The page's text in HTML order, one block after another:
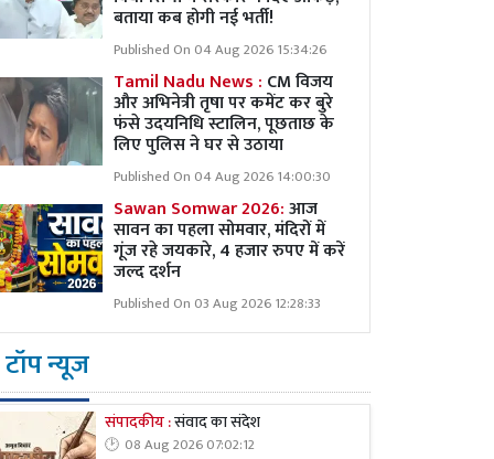
बताया कब होगी नई भर्ती!
Published On 04 Aug 2026 15:34:26
Tamil Nadu News : CM विजय
और अभिनेत्री तृषा पर कमेंट कर बुरे
फंसे उदयनिधि स्टालिन, पूछताछ के
लिए पुलिस ने घर से उठाया
Published On 04 Aug 2026 14:00:30
Sawan Somwar 2026:आज
सावन का पहला सोमवार, मंदिरों में
गूंज रहे जयकारे, 4 हजार रुपए में करें
जल्द दर्शन
Published On 03 Aug 2026 12:28:33
टॉप न्यूज
संपादकीय :संवाद का संदेश
08 Aug 2026 07:02:12